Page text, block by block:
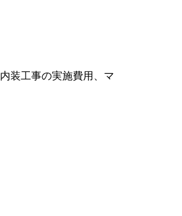
装工事の実施費用、マ